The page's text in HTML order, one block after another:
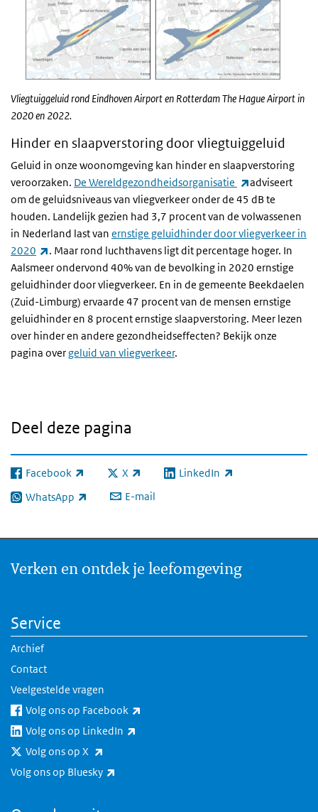
Vliegtuiggeluid rond Eindhoven Airport en Rotterdam The Hague Airport in
2020 en 2022.
Hinder en slaapverstoring door vliegtuiggeluid
Geluid in onze woonomgeving kan hinder en slaapverstoring
veroorzaken. De Wereldgezondheidsorganisatie (externe link)
adviseert
om de geluidsniveaus van vliegverkeer onder de 45 dB te
houden. Landelijk gezien had 3,7 procent van de volwassenen
in Nederland last van ernstige geluidhinder door vliegverkeer in
2020
(externe link)
. Maar rond luchthavens ligt dit percentage hoger. In
Aalsmeer ondervond 40% van de bevolking in 2020 ernstige
geluidhinder door vliegverkeer. En in de gemeente Beekdaelen
(Zuid-Limburg) ervaarde 47 procent van de mensen ernstige
geluidhinder en 8 procent ernstige slaapverstoring. Meer lezen
over hinder en andere gezondheidseffecten? Bekijk onze
pagina overgeluid van vliegverkeer.
Deel deze pagina
Facebook
(externe link) X
(externe link) LinkedIn
(externe link)
WhatsApp
(externe link) E-mail
Verken en ontdek je leefomgeving
Service
Archief
Contact
Veelgestelde vragen
Volg ons op Facebook
Volg ons op LinkedIn
Volg ons op X
Volg ons op Bluesky